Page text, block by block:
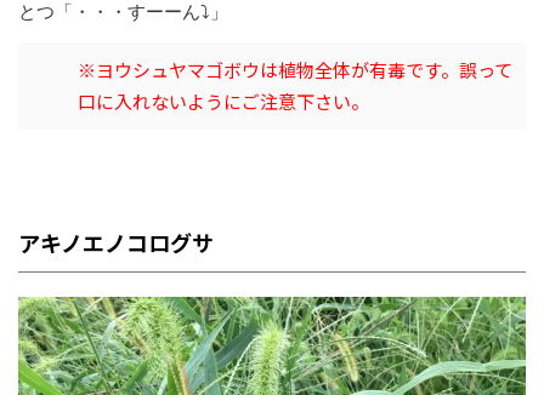
とつ「・・・すーーん⤵︎」
※ヨウシュヤマゴボウは植物全体が有毒です。誤って
口に入れないようにご注意下さい。
アキノエノコログサ